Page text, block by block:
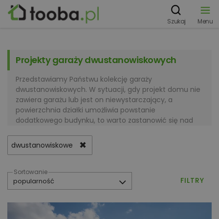
Szukaj Menu
Projekty garaży dwustanowiskowych
Przedstawiamy Państwu kolekcję garaży
dwustanowiskowych. W sytuacji, gdy projekt domu nie
zawiera garażu lub jest on niewystarczający, a
powierzchnia działki umożliwia powstanie
dodatkowego budynku, to warto zastanowić się nad
bezpieczne schronienie dla samochodów, będzie mógł
zazwyczaj przewidziano miejsce na półki z narzędziami,
czasem niewielki warsztat lub miejsce na kosiarkę. W
większych budynkach często planuje się dodatkowe
pomieszczenie gospodarcze, przydatne jako zaplecze
dla prac ogrodowych. Dobrym pomysłem jest także
✖
dwustanowiskowe
FILTRY
Sortowanie